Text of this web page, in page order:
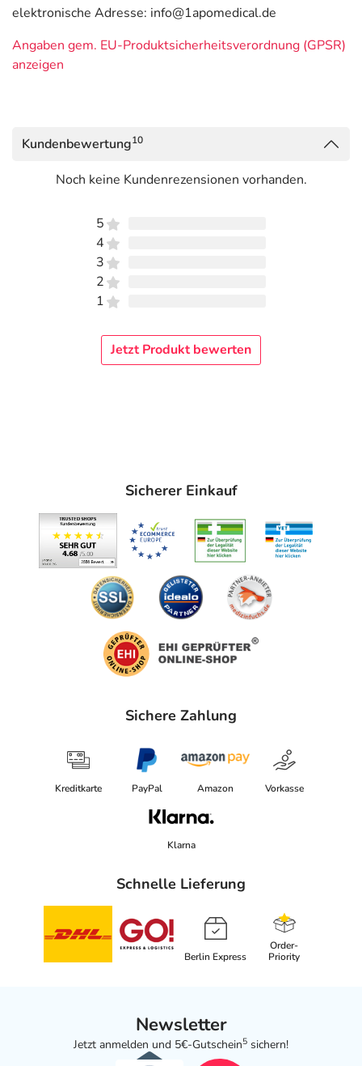
elektronische Adresse: info@1apomedical.de
Angaben gem. EU-Produktsicherheitsverordnung (GPSR)
anzeigen
Kundenbewertung10
Noch keine Kundenrezensionen vorhanden.
5
4
3
2
1
Jetzt Produkt bewerten
Sicherer Einkauf
Sichere Zahlung
Kreditkarte PayPal Amazon Vorkasse
Klarna
Schnelle Lieferung
Berlin Express
Order-
Priority
Newsletter
Jetzt anmelden und 5€-Gutschein5 sichern!